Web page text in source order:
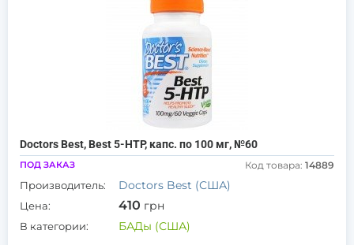
Doctors Best, Best 5-HTP, капс. по 100 мг, №60
ПОД ЗАКАЗ Код товара: 14889
Производитель: Doctors Best (США)
Цена: 410 грн
В категории: БАДы (США)